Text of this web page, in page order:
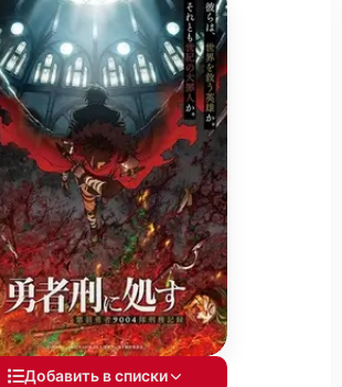
Добавить в списки